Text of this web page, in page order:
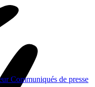
Communiqués de presse